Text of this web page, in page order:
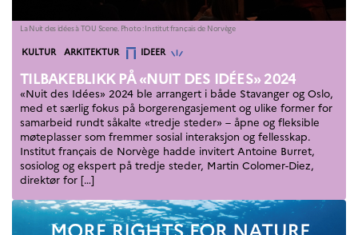
Åsgard
PHC Aurora
Åsgard Horizon
Stipender
Arctic Frontiers
FINA Award
France Excellence Research
Programme Norway
Arrangementer
Science and Innovation
(CCFN)
La Nuit des idées à TOU Scene. Photo : Institut français de Norvège
Kategorier
KULTUR ARKITEKTUR IDEER
TILBAKEBLIKK PÅ «NUIT DES IDÉES» 2024
«Nuit des Idées» 2024 ble arrangert i både Stavanger og Oslo,
med et særlig fokus på borgerengasjement og ulike former for
samarbeid rundt såkalte «tredje steder» – åpne og fleksible
møteplasser som fremmer sosial interaksjon og fellesskap.
Institut français de Norvège hadde invitert Antoine Burret,
sosiolog og ekspert på tredje steder, Martin Colomer-Diez,
direktør for […]